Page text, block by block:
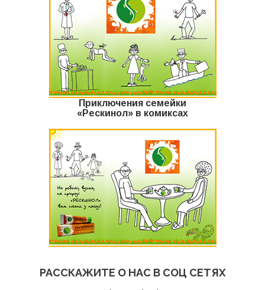
Приключения семейки
«Рескинол» в комиксах
РАССКАЖИТЕ О НАС В СОЦ СЕТЯХ